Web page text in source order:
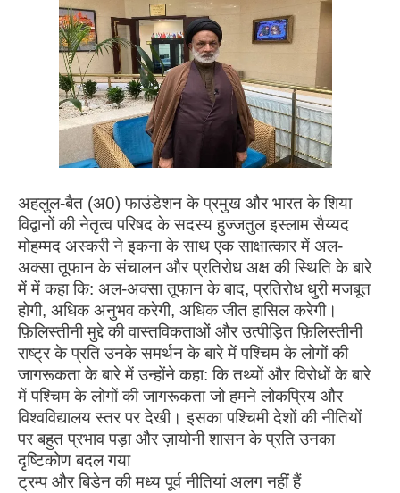
अहलुल-बैत (अ0) फाउंडेशन के प्रमुख और भारत के शिया
विद्वानों की नेतृत्व परिषद के सदस्य हुज्जतुल इस्लाम सैय्यद
मोहम्मद अस्करी ने इकना के साथ एक साक्षात्कार में अल-
अक्सा तूफान के संचालन और प्रतिरोध अक्ष की स्थिति के बारे
में में कहा कि: अल-अक्सा तूफान के बाद, प्रतिरोध धुरी मजबूत
होगी, अधिक अनुभव करेगी, अधिक जीत हासिल करेगी।
फ़िलिस्तीनी मुद्दे की वास्तविकताओं और उत्पीड़ित फ़िलिस्तीनी
राष्ट्र के प्रति उनके समर्थन के बारे में पश्चिम के लोगों की
जागरूकता के बारे में उन्होंने कहा: कि तथ्यों और विरोधों के बारे
में पश्चिम के लोगों की जागरूकता जो हमने लोकप्रिय और
विश्वविद्यालय स्तर पर देखी। इसका पश्चिमी देशों की नीतियों
पर बहुत प्रभाव पड़ा और ज़ायोनी शासन के प्रति उनका
दृष्टिकोण बदल गया
ट्रम्प और बिडेन की मध्य पूर्व नीतियां अलग नहीं हैं